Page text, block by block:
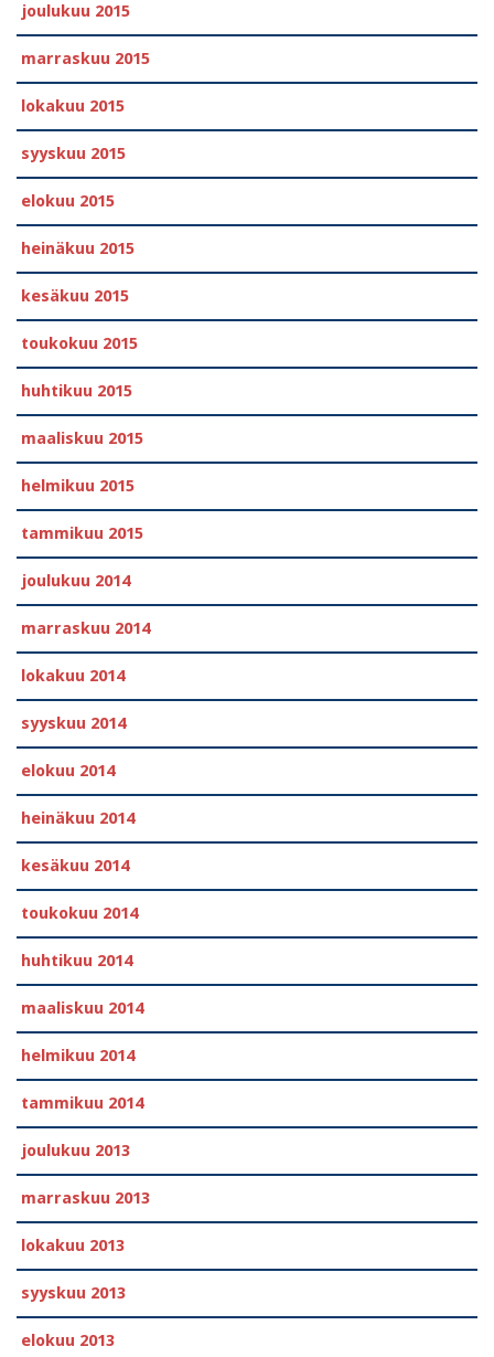
joulukuu 2015
marraskuu 2015
lokakuu 2015
syyskuu 2015
elokuu 2015
heinäkuu 2015
kesäkuu 2015
toukokuu 2015
huhtikuu 2015
maaliskuu 2015
helmikuu 2015
tammikuu 2015
joulukuu 2014
marraskuu 2014
lokakuu 2014
syyskuu 2014
elokuu 2014
heinäkuu 2014
kesäkuu 2014
toukokuu 2014
huhtikuu 2014
maaliskuu 2014
helmikuu 2014
tammikuu 2014
joulukuu 2013
marraskuu 2013
lokakuu 2013
syyskuu 2013
elokuu 2013